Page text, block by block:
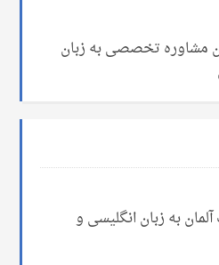
وقت آلمان مشاوره تخصصی به زبان
به وقت آلمان به زبان انگلیسی و